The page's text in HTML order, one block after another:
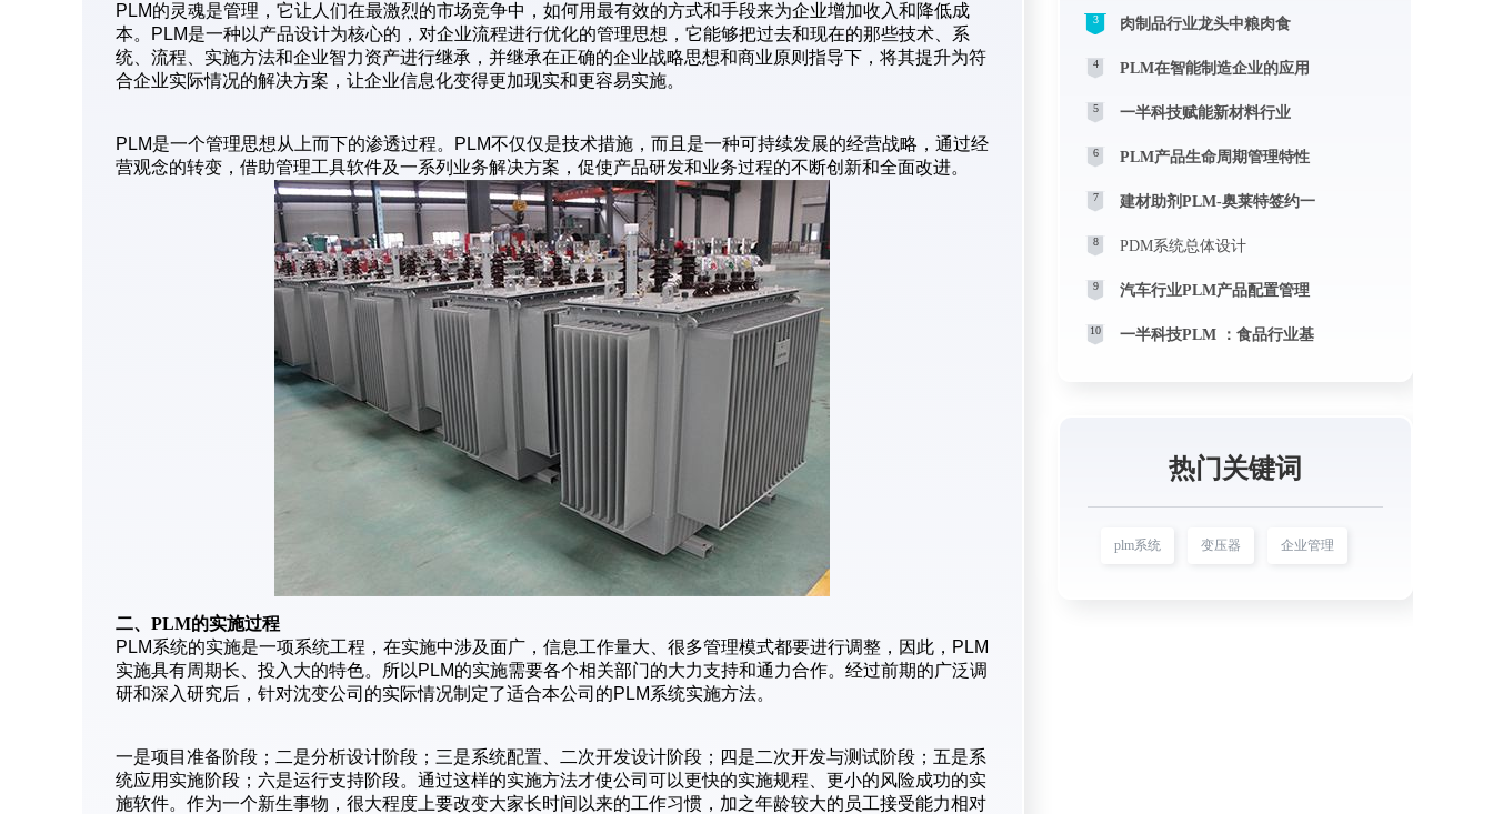
PLM的灵魂是管理，它让人们在最激烈的市场竞争中，如何用最有效的方式和手段来为企业增加收入和降低成
本。PLM是一种以产品设计为核心的，对企业流程进行优化的管理思想，它能够把过去和现在的那些技术、系
统、流程、实施方法和企业智力资产进行继承，并继承在正确的企业战略思想和商业原则指导下，将其提升为符
合企业实际情况的解决方案，让企业信息化变得更加现实和更容易实施。
PLM是一个管理思想从上而下的渗透过程。PLM不仅仅是技术措施，而且是一种可持续发展的经营战略，通过经
营观念的转变，借助管理工具软件及一系列业务解决方案，促使产品研发和业务过程的不断创新和全面改进。
二、PLM的实施过程
PLM系统的实施是一项系统工程，在实施中涉及面广，信息工作量大、很多管理模式都要进行调整，因此，PLM
实施具有周期长、投入大的特色。所以PLM的实施需要各个相关部门的大力支持和通力合作。经过前期的广泛调
研和深入研究后，针对沈变公司的实际情况制定了适合本公司的PLM系统实施方法。
一是项目准备阶段；二是分析设计阶段；三是系统配置、二次开发设计阶段；四是二次开发与测试阶段；五是系
统应用实施阶段；六是运行支持阶段。通过这样的实施方法才使公司可以更快的实施规程、更小的风险成功的实
施软件。作为一个新生事物，很大程度上要改变大家长时间以来的工作习惯，加之年龄较大的员工接受能力相对
3 肉制品行业龙头中粮肉食
4 PLM在智能制造企业的应用
5 一半科技赋能新材料行业
6 PLM产品生命周期管理特性
7 建材助剂PLM-奥莱特签约一
8 PDM系统总体设计
9 汽车行业PLM产品配置管理
10 一半科技PLM ：食品行业基
热门关键词
plm系统 变压器 企业管理